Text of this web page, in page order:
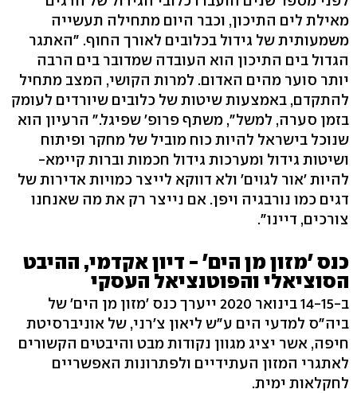
מאילת לים התיכון, וכבר היום מתחילה תעשייה
משמעותית של גידול בכלובים לאורך החוף. "האתגר
הגדול בים התיכון הוא העובדה שמדובר בים הרבה
יותר סוער מהים האדום. למרות הקושי, המצב מתחיל
להתקדם, באמצעות שיטות של כלובים שיורדים לעומק
בזמן סערה, למשל", משתף פרופ' שפיגל." הרעיון הוא
שנוכל בישראל להיות כוח מוביל של מחקר ופיתוח
ושיטות גידול ומערכות גידול חכמות וברות קיימא-
להיות 'אור לגוים' ולא דווקא לייצר כמויות אדירות של
דגים כמו נורבגיה ויפן. אם נייצר רק את מה שאנחנו
צורכים, דיינו".
כנס 'מזון מן הים' - דיון אקדמי, ההיבט
הסוציאלי והפוטנציאל העסקי
ב-14-15 בינואר 2020 ייערך כנס 'מזון מן הים' של
ביה"ס למדעי הים ע"ש ליאון צ'רני, של אוניברסיטת
חיפה, אשר יציג מגוון נקודות מבט והיבטים הקשורים
לאתגרי המזון העתידיים ולפתרונות האפשריים
לחקלאות ימית.